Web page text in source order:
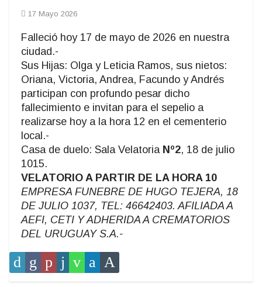
17 Mayo 2026
Falleció hoy 17 de mayo de 2026 en nuestra
ciudad.-
Sus Hijas: Olga y Leticia Ramos, sus nietos:
Oriana, Victoria, Andrea, Facundo y Andrés
participan con profundo pesar dicho
fallecimiento e invitan para el sepelio a
realizarse hoy a la hora 12 en el cementerio
local.-
Casa de duelo: Sala Velatoria Nº2, 18 de julio
1015.
VELATORIO A PARTIR DE LA HORA 10
EMPRESA FUNEBRE DE HUGO TEJERA, 18
DE JULIO 1037, TEL: 46642403. AFILIADA A
AEFI, CETI Y ADHERIDA A CREMATORIOS
DEL URUGUAY S.A.-